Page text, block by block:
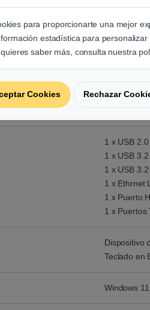
Full HD,
Ranura
Lector de
Módulo de
TIPO-C,
1 x USB 2.0
1 x USB
1 x USB
1 x Ethrnet
1 x Puerto
1 x Puertos
Dispositivo
Teclado en
Windows 11
para proporcionarte una mejor
estadística para
saber más, consulta nuestra
Cookies Rechazar